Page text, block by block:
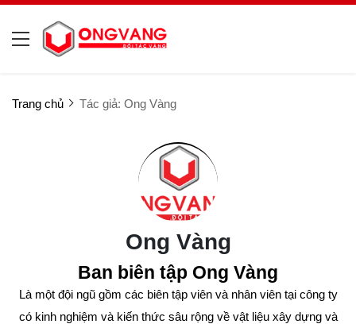
Trang chủ Tác giả: Ong Vàng
Ong Vàng
Ban biên tập Ong Vàng
Là một đội ngũ gồm các biên tập viên và nhân viên tại công ty
có kinh nghiệm và kiến thức sâu rộng về vật liệu xây dựng và